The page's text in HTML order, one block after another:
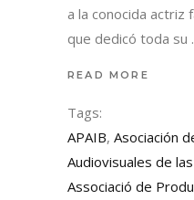
a la conocida actriz
que dedicó toda su
READ MORE
Tags:
APAIB, Asociación
Audiovisuales de
Associació de